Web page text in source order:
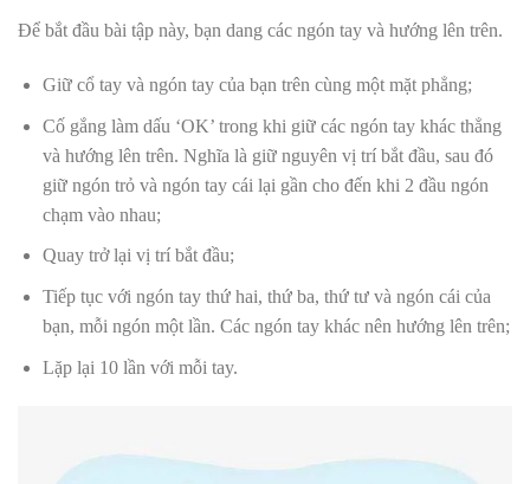
Để bắt đầu bài tập này, bạn dang các ngón tay và hướng lên trên.
Giữ cổ tay và ngón tay của bạn trên cùng một mặt phẳng;
Cố gắng làm dấu ‘OK’ trong khi giữ các ngón tay khác thẳng
và hướng lên trên. Nghĩa là giữ nguyên vị trí bắt đầu, sau đó
giữ ngón trỏ và ngón tay cái lại gần cho đến khi 2 đầu ngón
chạm vào nhau;
Quay trở lại vị trí bắt đầu;
Tiếp tục với ngón tay thứ hai, thứ ba, thứ tư và ngón cái của
bạn, mỗi ngón một lần. Các ngón tay khác nên hướng lên trên;
Lặp lại 10 lần với mỗi tay.